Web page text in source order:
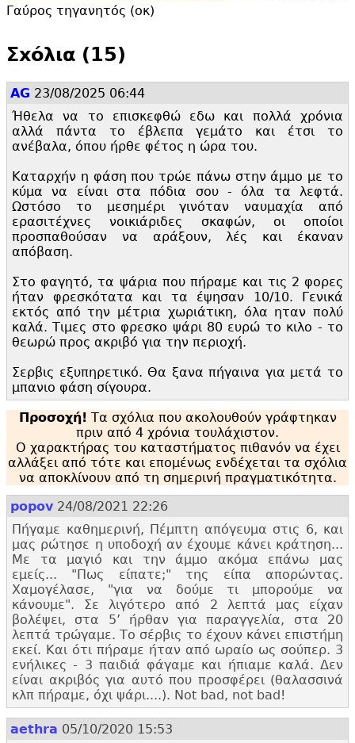
Γαύρος τηγανητός (οκ)
Σxόλια (15)
AG 23/08/2025 06:44
Ήθελα να το επισκεφθώ εδω και πολλά χρόνια
αλλά πάντα το έβλεπα γεμάτο και έτσι το
ανέβαλα, όπου ήρθε φέτος η ώρα του.
Καταρχήν η φάση που τρώε πάνω στην άμμο με το
κύμα να είναι στα πόδια σου - όλα τα λεφτά.
Ωστόσο το μεσημέρι γινόταν ναυμαχία από
ερασιτέχνες νοικιάριδες σκαφών, οι οποίοι
προσπαθούσαν να αράξουν, λές και έκαναν
απόβαση.
Στο φαγητό, τα ψάρια που πήραμε και τις 2 φορες
ήταν φρεσκότατα και τα έψησαν 10/10. Γενικά
εκτός από την μέτρια χωριάτικη, όλα ηταν πολύ
καλά. Τιμες στο φρεσκο ψάρι 80 ευρώ το κιλο - το
θεωρώ προς ακριβό για την περιοχή.
Σερβις εξυπηρετικό. Θα ξανα πήγαινα για μετά το
μπανιο φάση σίγουρα.
Προσοχή! Τα σχόλια που ακολουθούν γράφτηκαν
πριν από 4 χρόνια τουλάχιστον.
Ο χαρακτήρας του καταστήματος πιθανόν να έχει
αλλάξει από τότε και επομένως ενδέχεται τα σχόλια
να αποκλίνουν από τη σημερινή πραγματικότητα.
popov 24/08/2021 22:26
Πήγαμε καθημερινή, Πέμπτη απόγευμα στις 6, και
μας ρώτησε η υποδοχή αν έχουμε κάνει κράτηση...
Με τα μαγιό και την άμμο ακόμα επάνω μας
εμείς... "Πως είπατε;" της είπα απορώντας.
Χαμογέλασε, "για να δούμε τι μπορούμε να
κάνουμε". Σε λιγότερο από 2 λεπτά μας είχαν
βολέψει, στα 5’ ήρθαν για παραγγελία, στα 20
λεπτά τρώγαμε. Το σέρβις το έχουν κάνει επιστήμη
εκεί. Και ότι πήραμε ήταν από ωραίο ως σούπερ. 3
ενήλικες - 3 παιδιά φάγαμε και ήπιαμε καλά. Δεν
είναι ακριβός για αυτό που προσφέρει (θαλασσινά
κλπ πήραμε, όχι ψάρι....). Not bad, not bad!
aethra 05/10/2020 15:53